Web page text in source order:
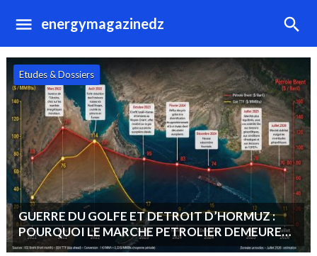
energymagazinedz
OPEP+ : MAINTIEN D’UNE STRATEGIE DE
STABILITE DU MARCHE : « VENDRE PLUS ET
MOINS CHER PLUTOT QUE MOINS ET CHER ».
Hydrocarbures